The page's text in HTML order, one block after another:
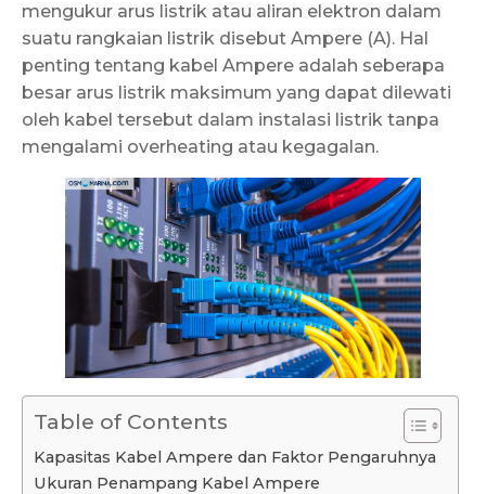
mengukur arus listrik atau aliran elektron dalam
suatu rangkaian listrik disebut Ampere (A). Hal
penting tentang kabel Ampere adalah seberapa
besar arus listrik maksimum yang dapat dilewati
oleh kabel tersebut dalam instalasi listrik tanpa
mengalami overheating atau kegagalan.
Table of Contents
Kapasitas Kabel Ampere dan Faktor Pengaruhnya
Ukuran Penampang Kabel Ampere